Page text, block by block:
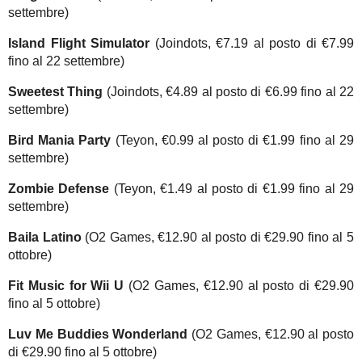
settembre)
Island Flight Simulator (Joindots, €7.19 al posto di €7.99
fino al 22 settembre)
Sweetest Thing (Joindots, €4.89 al posto di €6.99 fino al 22
settembre)
Bird Mania Party (Teyon, €0.99 al posto di €1.99 fino al 29
settembre)
Zombie Defense (Teyon, €1.49 al posto di €1.99 fino al 29
settembre)
Baila Latino(O2 Games, €12.90 al posto di €29.90 fino al 5
ottobre)
Fit Music for Wii U (O2 Games, €12.90 al posto di €29.90
fino al 5 ottobre)
Luv Me Buddies Wonderland (O2 Games, €12.90 al posto
di €29.90 fino al 5 ottobre)